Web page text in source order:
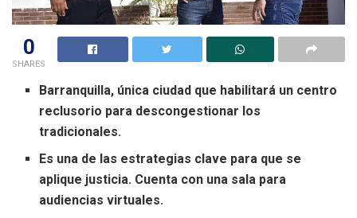
0
SHARES
Barranquilla, única ciudad que habilitará un centro
reclusorio para descongestionar los
tradicionales.
Es una de las estrategias clave para que se
aplique justicia. Cuenta con una sala para
audiencias virtuales.